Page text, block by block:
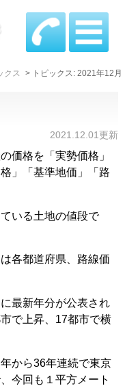
クス トピックス: 2021年12月
2021.12.01更新
価格を「実勢価格」
」「基準地価」「路
いる土地の値段で
各都道府県、路線価
最新年分が公表され
で上昇、17都市で横
から36年連続で東京
今回も１平方メート